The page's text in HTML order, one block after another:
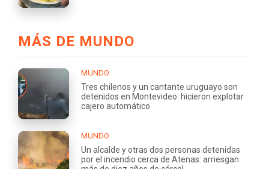
MÁS DE MUNDO
MUNDO
Tres chilenos y un cantante uruguayo son
detenidos en Montevideo: hicieron explotar
cajero automático
MUNDO
Un alcalde y otras dos personas detenidas
por el incendio cerca de Atenas: arriesgan